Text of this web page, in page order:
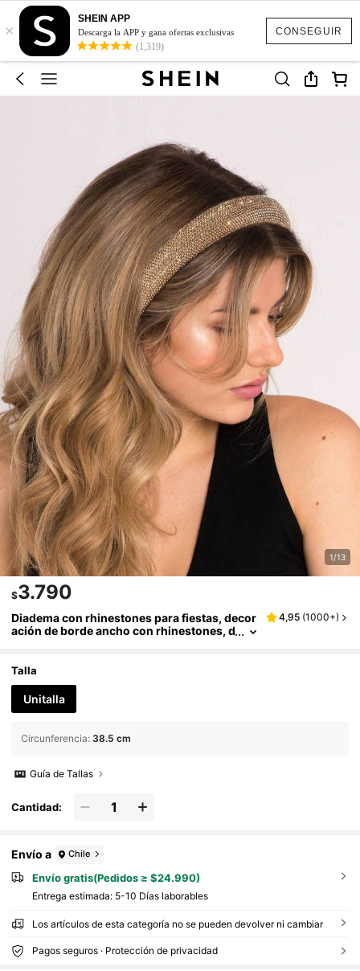
CONSEGUIR
×
SHEIN APP
Descarga la APP y gana ofertas exclusivas
(1,319)
1/13
$3.790
Diadema con rhinestones para fiestas, decor
ación de borde ancho con rhinestones, d
4,95 (1000+)
Talla
Unitalla
Circunferencia: 38.5 cm
Guía de Tallas
Cantidad:
Envío a Chile
Envío gratis(Pedidos ≥ $24.990)
Entrega estimada: 5-10 Días laborables
Los artículos de esta categoría no se pueden devolver ni cambiar
Pagos seguros · Protección de privacidad